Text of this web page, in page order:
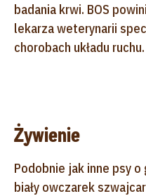
badania krwi. BOS
lekarza weterynarii
chorobach układu ruchu.
Żywienie
Podobnie jak inne psy
biały owczarek